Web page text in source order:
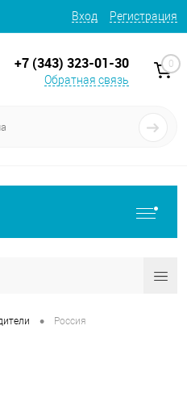
Вход Регистрация
+7 (343) 323-01-30
Обратная связь
0
• Россия